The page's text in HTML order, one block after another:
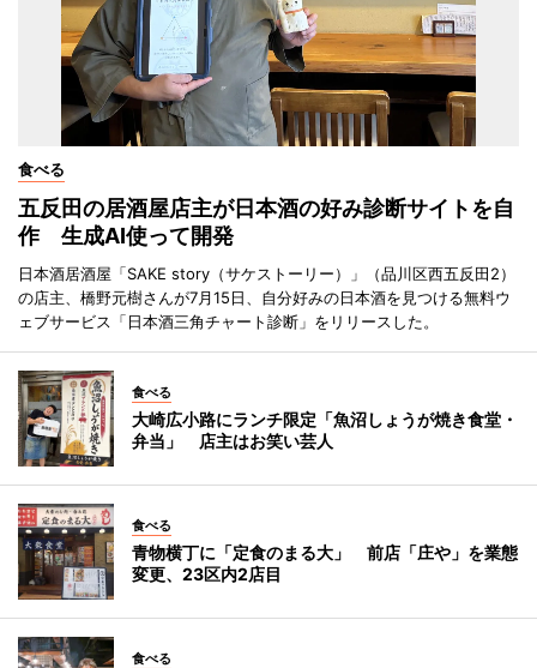
食べる
五反田の居酒屋店主が日本酒の好み診断サイトを自
作 生成AI使って開発
日本酒居酒屋「SAKE story（サケストーリー）」（品川区西五反田2）
の店主、橋野元樹さんが7月15日、自分好みの日本酒を見つける無料ウ
ェブサービス「日本酒三角チャート診断」をリリースした。
食べる
大崎広小路にランチ限定「魚沼しょうが焼き食堂・
弁当」 店主はお笑い芸人
食べる
青物横丁に「定食のまる大」 前店「庄や」を業態
変更、23区内2店目
食べる